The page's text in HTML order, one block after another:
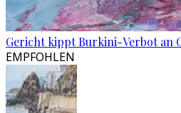
Gericht kippt Burkini-Verbot an
EMPFOHLEN